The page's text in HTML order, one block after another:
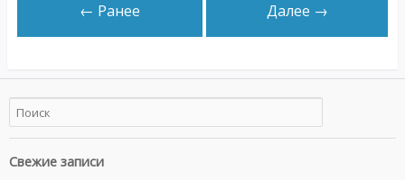
← Ранее Далее →
Свежие записи